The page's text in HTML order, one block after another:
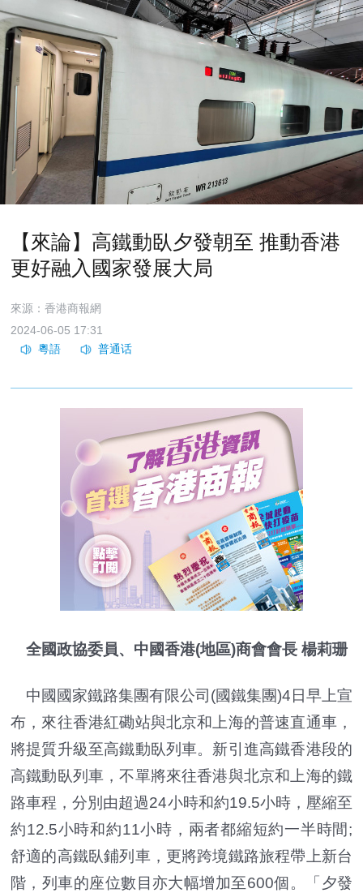
【來論】高鐵動臥夕發朝至 推動香港
更好融入國家發展大局
來源：香港商報網
2024-06-05 17:31
全國政協委員、中國香港(地區)商會會長 楊莉珊
中國國家鐵路集團有限公司(國鐵集團)4日早上宣
布，來往香港紅磡站與北京和上海的普速直通車，
將提質升級至高鐵動臥列車。新引進高鐵香港段的
高鐵動臥列車，不單將來往香港與北京和上海的鐵
路車程，分別由超過24小時和約19.5小時，壓縮至
約12.5小時和約11小時，兩者都縮短約一半時間;
舒適的高鐵臥鋪列車，更將跨境鐵路旅程帶上新台
階，列車的座位數目亦大幅增加至600個。「夕發